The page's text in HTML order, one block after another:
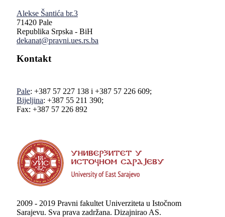
Alekse Šantića br.3
71420 Pale
Republika Srpska - BiH
dekanat@pravni.ues.rs.ba
Kontakt
Pale: +387 57 227 138 i +387 57 226 609;
Bijeljina: +387 55 211 390;
Fax: +387 57 226 892
2009 - 2019 Pravni fakultet Univerziteta u Istočnom
Sarajevu. Sva prava zadržana. Dizajnirao AS.